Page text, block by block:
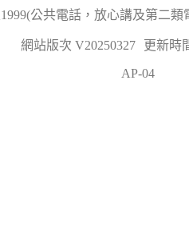
公共電話，放心講及第二類
網站版次 V20250327 更新時
AP-04